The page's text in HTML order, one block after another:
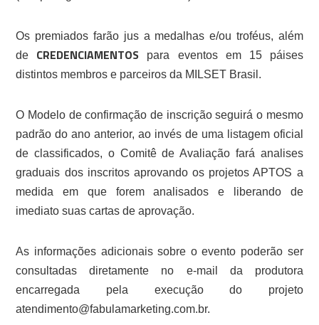
Os premiados farão jus a medalhas e/ou troféus, além
de CREDENCIAMENTOS para eventos em 15 páises
distintos membros e parceiros da MILSET Brasil.
O Modelo de confirmação de inscrição seguirá o mesmo
padrão do ano anterior, ao invés de uma listagem oficial
de classificados, o Comitê de Avaliação fará analises
graduais dos inscritos aprovando os projetos APTOS a
medida em que forem analisados e liberando de
imediato suas cartas de aprovação.
As informações adicionais sobre o evento poderão ser
consultadas diretamente no e-mail da produtora
encarregada pela execução do projeto
atendimento@fabulamarketing.com.br.